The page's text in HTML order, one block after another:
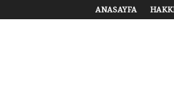
ANASAYFA